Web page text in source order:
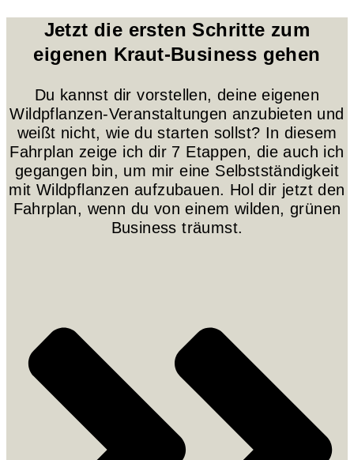
Jetzt die ersten Schritte zum
eigenen Kraut-Business gehen
Du kannst dir vorstellen, deine eigenen
Wildpflanzen-Veranstaltungen anzubieten und
weißt nicht, wie du starten sollst? In diesem
Fahrplan zeige ich dir 7 Etappen, die auch ich
gegangen bin, um mir eine Selbstständigkeit
mit Wildpflanzen aufzubauen. Hol dir jetzt den
Fahrplan, wenn du von einem wilden, grünen
Business träumst.